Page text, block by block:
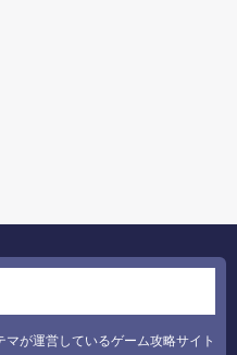
が運営しているゲーム攻略サイト